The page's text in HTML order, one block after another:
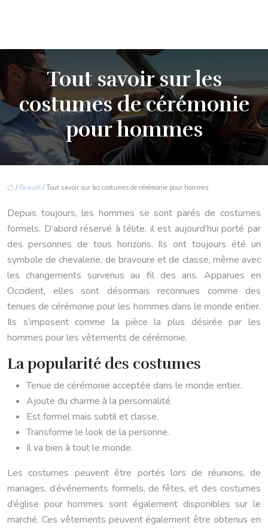
Tout savoir sur les
costumes de cérémonie
pour hommes
/ Beauté / Tout savoir sur les costumes de cérémonie pour hommes
Depuis toujours, les hommes se sont parés de costumes
formels. D’abord réservé à l’élite, il est aujourd’hui porté par
des personnes de tous horizons. Ils ont toujours été un
symbole de chevalerie, de bravoure et de classe, même avec
les changements survenus au fil des ans. Apparues en
Occident, elles sont désormais reconnues comme des
tenues de cérémonie pour les hommes dans le monde entier.
Ils s’imposent comme la pièce la plus désirée par les
hommes pour les vêtements de cérémonie.
La popularité des costumes
Tenue de cérémonie acceptée dans le monde entier.
Ajoute du charme à la personnalité.
Est formel mais subtil et classe.
Transforme le look de la personne.
Il va bien à tout le monde.
Les costumes peuvent être portés lors de réunions, de
mariages, d’événements formels, de fêtes, et des costumes
d’église pour hommes sont également disponibles sur le
marché. Ces vêtements peuvent également être obtenus en